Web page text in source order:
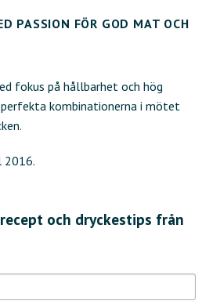
PASSION FÖR GOD MAT OCH
fokus på hållbarhet och hög
kombinationerna i mötet
2016.
och dryckestips från